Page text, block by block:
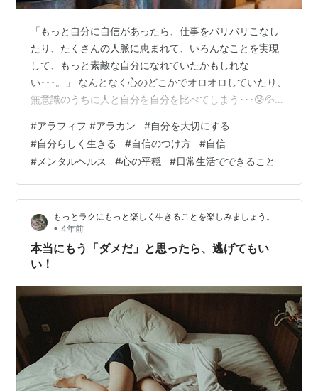
「もっと自分に自信があったら、仕事をバリバリこなし
たり、たくさんの人脈に恵まれて、いろんなことを実現
して、もっと素敵な自分になれていたかもしれな
い･･･。」 なんとなく心のどこかでオロオロしていたり、
無意識のうちに人と自分を自分を比べてしまう･･･😰💦
まま飲み込んでしまい、大切なことを伝えることができ
なかった･･･😰💦💦 なんか、私っていつもこうなんよ
ね･･･。 やはり、「こんなことを人に言うとどう思われる
か」が自分の中で気になったのだと思います。 「人から
どんな反応が返ってくるのか？」が怖かったのかもしれ
ません。 そんなふうに人の顔色をうか…
#アラフィフ #アラカン #自分を大切にする
#自分らしく生きる #自信のつけ方 #自信
# メンタルヘルス #心の平穏 #日常生活でできること
もっとラクにもっと楽しく生きることを楽しみましょう。
• 4年前
本当にもう「ダメだ」と思ったら、逃げてもい
い！